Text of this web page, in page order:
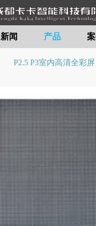
新闻 产品
P2.5 P3室内高清全彩屏